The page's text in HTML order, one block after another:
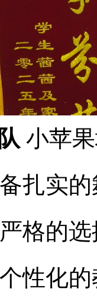
小苹
扎实
格的
性化